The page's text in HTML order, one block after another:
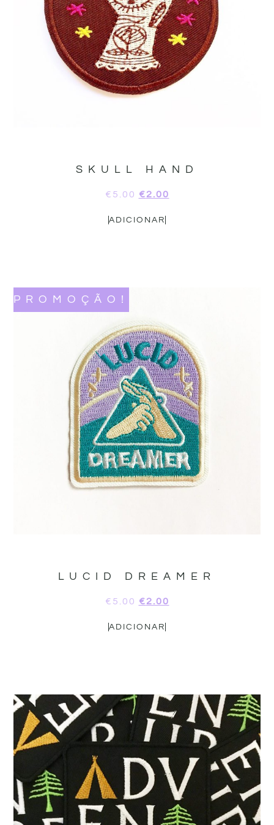
SKULL HAND
€ 5.00 €2.00
ADICIONAR
PROMOÇÃO!
LUCID DREAMER
€ 5.00 €2.00
ADICIONAR